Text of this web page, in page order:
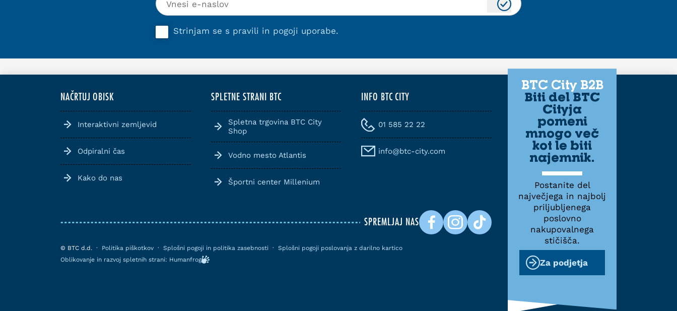
Strinjam se s pravili in pogoji uporabe.
NAČRTUJ OBISK
Interaktivni zemljevid
Odpiralni čas
Kako do nas
SPLETNE STRANI BTC
Spletna trgovina BTC City
Shop
Vodno mesto Atlantis
Športni center Millenium
INFO BTC CITY
01 585 22 22
info@btc-city.com
SPREMLJAJ NAS
© BTC d.d. · Politika piškotkov · Splošni pogoji in politika zasebnosti ·
Splošni pogoji poslovanja z darilno kartico
Oblikovanje in razvoj spletnih strani: Humanfrog
BTC City B2B
Biti del BTC
Cityja
pomeni
mnogo več
kot le biti
najemnik.
Postanite del
največjega in najbolj
priljubljenega
poslovno
nakupovalnega
stičišča.
Za podjetja